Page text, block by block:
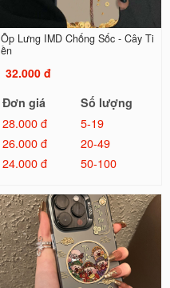
Ốp Lưng IMD Chống Sốc - Cây Ti
ền
32.000 đ
Đơn giá
Số lượng
28.000 đ
5-19
26.000 đ
20-49
24.000 đ
50-100